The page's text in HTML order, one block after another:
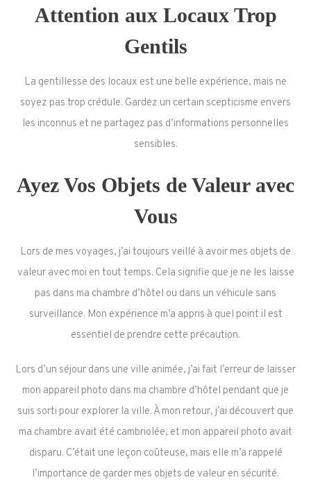
Attention aux Locaux Trop
Gentils
La gentillesse des locaux est une belle expérience, mais ne
soyez pas trop crédule. Gardez un certain scepticisme envers
les inconnus et ne partagez pas d’informations personnelles
sensibles.
Ayez Vos Objets de Valeur avec
Vous
Lors de mes voyages, j’ai toujours veillé à avoir mes objets de
valeur avec moi en tout temps. Cela signifie que je ne les laisse
pas dans ma chambre d’hôtel ou dans un véhicule sans
surveillance. Mon expérience m’a appris à quel point il est
essentiel de prendre cette précaution.
Lors d’un séjour dans une ville animée, j’ai fait l’erreur de laisser
mon appareil photo dans ma chambre d’hôtel pendant que je
suis sorti pour explorer la ville. À mon retour, j’ai découvert que
ma chambre avait été cambriolée, et mon appareil photo avait
disparu. C’était une leçon coûteuse, mais elle m’a rappelé
l’importance de garder mes objets de valeur en sécurité.